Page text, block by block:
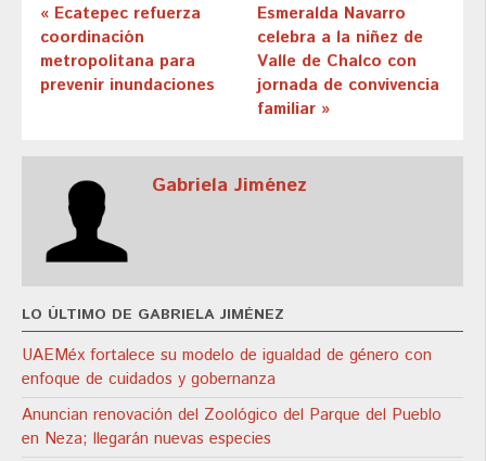
« Ecatepec refuerza
coordinación
metropolitana para
prevenir inundaciones
Esmeralda Navarro
celebra a la niñez de
Valle de Chalco con
jornada de convivencia
familiar »
Gabriela Jiménez
LO ÚLTIMO DE GABRIELA JIMÉNEZ
UAEMéx fortalece su modelo de igualdad de género con
enfoque de cuidados y gobernanza
Anuncian renovación del Zoológico del Parque del Pueblo
en Neza; llegarán nuevas especies